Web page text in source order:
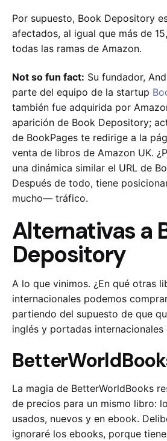
Por supuesto, Book Depository
afectados, al igual que más de
todas las ramas de Amazon.
Not so fun fact: Su fundador,
parte del equipo de la startup
también fue adquirida por
aparición de Book Depository;
de BookPages te redirige a la
venta de libros de Amazon UK.
una dinámica similar el URL de
Después de todo, tiene
mucho— tráfico.
Alternativas a
Depository
A lo que vinimos. ¿En qué otras
internacionales podemos
partiendo del supuesto de que
inglés y portadas internacionales
La magia de BetterWorldBooks
de precios para un mismo libro:
usados, nuevos y en ebook.
ignoraré los ebooks, porque